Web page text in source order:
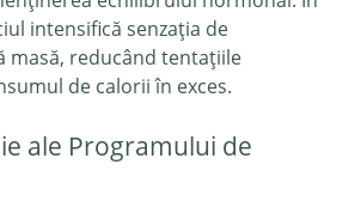
intensifică senzația de
masă, reducând tentațiile
de calorii în exces.
ale Programului de